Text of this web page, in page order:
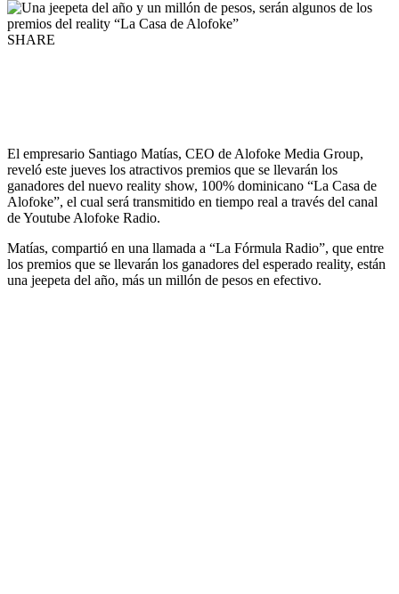
SHARE
El empresario Santiago Matías, CEO de Alofoke Media Group,
reveló este jueves los atractivos premios que se llevarán los
ganadores del nuevo reality show, 100% dominicano “La Casa de
Alofoke”, el cual será transmitido en tiempo real a través del canal
de Youtube Alofoke Radio.
Matías, compartió en una llamada a “La Fórmula Radio”, que entre
los premios que se llevarán los ganadores del esperado reality, están
una jeepeta del año, más un millón de pesos en efectivo.